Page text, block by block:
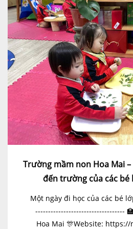
Trường mầm non Hoa Mai
đến trường của các bé
Một ngày đi học của các bé
-----------------------------------
Hoa Mai 🎊Website: